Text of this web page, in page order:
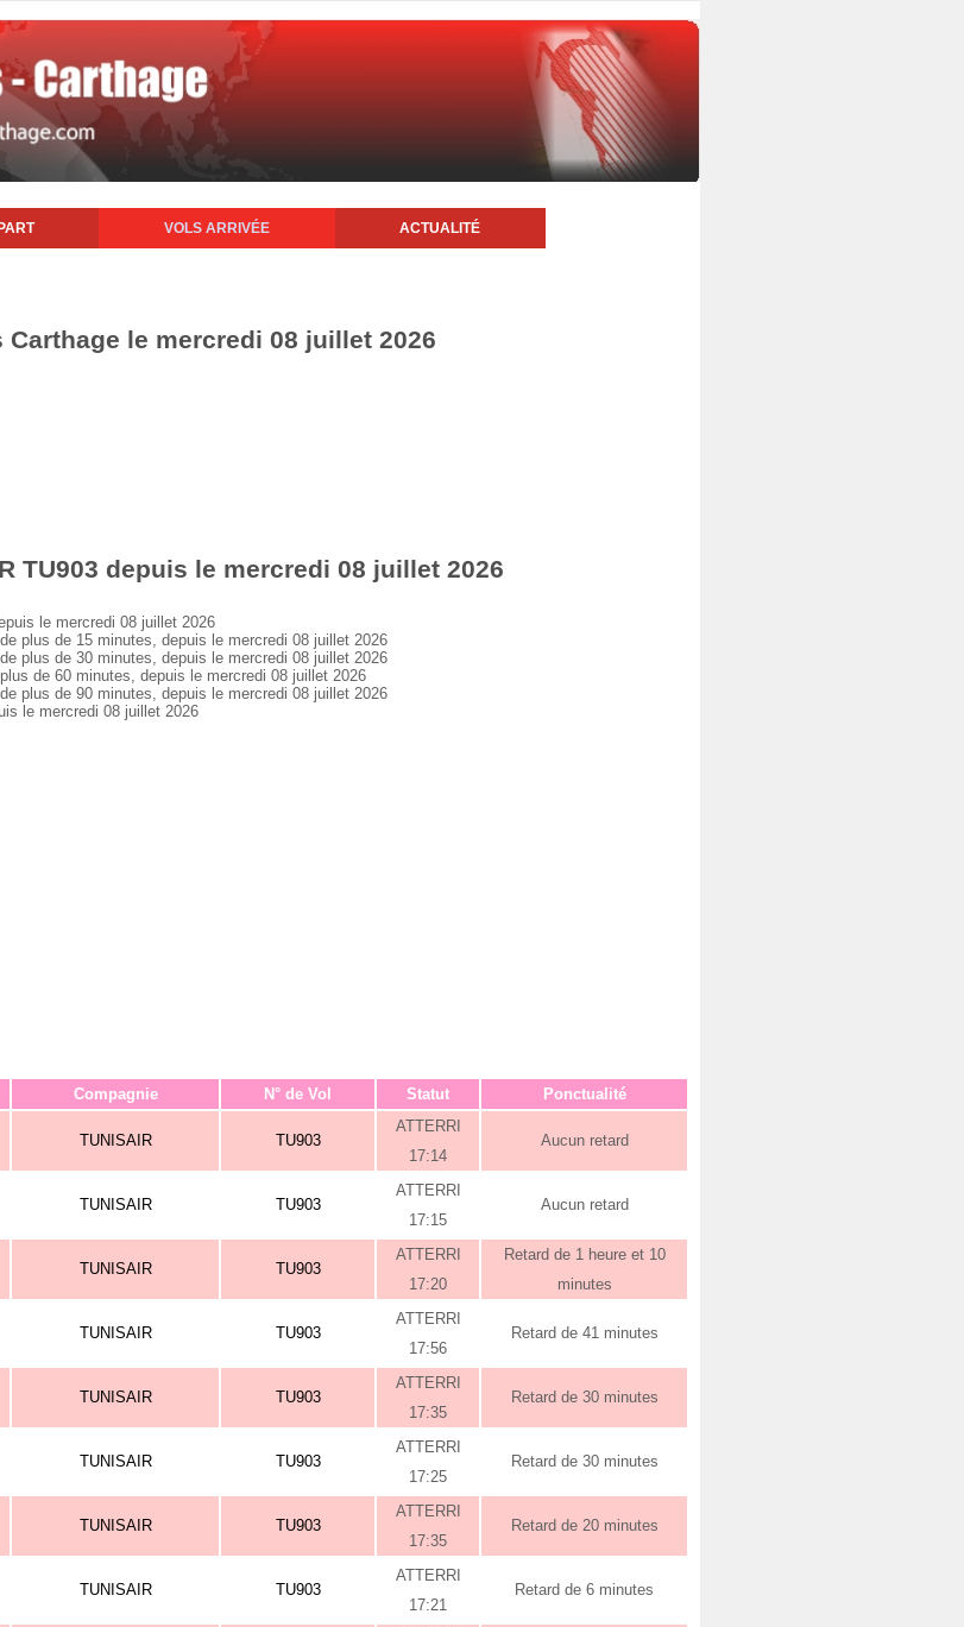
VOLS ARRIVÉE ACTUALITÉ
le mercredi 08 juillet 2026
TU903 depuis le mercredi 08 juillet 2026
le mercredi 08 juillet 2026
plus de 15 minutes, depuis le mercredi 08 juillet 2026
plus de 30 minutes, depuis le mercredi 08 juillet 2026
de 60 minutes, depuis le mercredi 08 juillet 2026
plus de 90 minutes, depuis le mercredi 08 juillet 2026
le mercredi 08 juillet 2026
Compagnie N° de Vol Statut Ponctualité
TUNISAIR TU903
ATTERRI
17:14
Aucun retard
TUNISAIR TU903
ATTERRI
17:15
Aucun retard
TUNISAIR TU903
ATTERRI
17:20
Retard de 1 heure et 10
minutes
TUNISAIR TU903
ATTERRI
17:56
Retard de 41 minutes
TUNISAIR TU903
ATTERRI
17:35
Retard de 30 minutes
TUNISAIR TU903
ATTERRI
17:25
Retard de 30 minutes
TUNISAIR TU903
ATTERRI
17:35
Retard de 20 minutes
TUNISAIR TU903
ATTERRI
17:21
Retard de 6 minutes